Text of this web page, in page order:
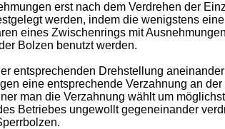
erst nach dem Verdrehen der
werden, indem die wenigstens
eines Zwischenrings mit
Bolzen benutzt werden.
entsprechenden Drehstellung
eine entsprechende Verzahnung an
man die Verzahnung wählt um
Betriebes ungewollt gegeneinander